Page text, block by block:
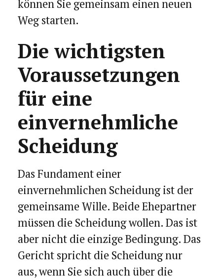
können Sie gemeinsam einen neuen
Weg starten.
Die wichtigsten
Voraussetzungen
für eine
einvernehmliche
Scheidung
Das Fundament einer
einvernehmlichen Scheidung ist der
gemeinsame Wille. Beide Ehepartner
müssen die Scheidung wollen. Das ist
aber nicht die einzige Bedingung. Das
Gericht spricht die Scheidung nur
aus, wenn Sie sich auch über die